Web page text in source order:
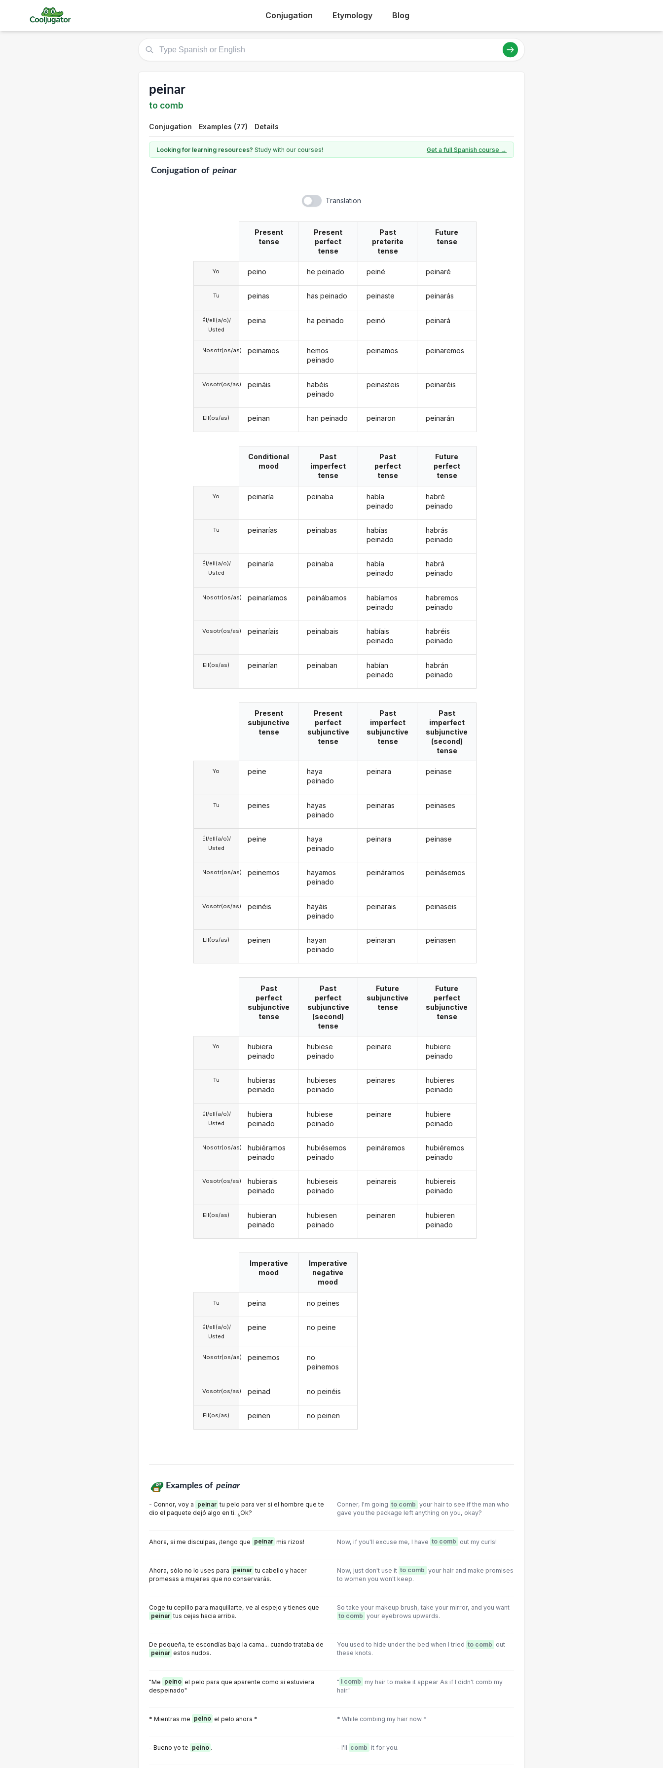
Conjugation Etymology Blog
peinar
to comb
Conjugation Examples (77) Details
Looking for learning resources? Study with our courses! Get a full Spanish course →
Conjugationof peinar
Translation
Yo
Tu
Él/ell(a/o)/
Usted
Nosotr(os/as)
Vosotr(os/as)
Ell(os/as)
Present
tense
peino
peinas
peina
peinamos
peináis
peinan
Present
perfect
tense
he peinado
has peinado
ha peinado
hemos
peinado
habéis
peinado
han peinado
Past
preterite
tense
peiné
peinaste
peinó
peinamos
peinasteis
peinaron
Future
tense
peinaré
peinarás
peinará
peinaremos
peinaréis
peinarán
Yo
Tu
Él/ell(a/o)/
Usted
Nosotr(os/as)
Vosotr(os/as)
Ell(os/as)
Conditional
mood
peinaría
peinarías
peinaría
peinaríamos
peinaríais
peinarían
Past
imperfect
tense
peinaba
peinabas
peinaba
peinábamos
peinabais
peinaban
Past
perfect
tense
había
peinado
habías
peinado
había
peinado
habíamos
peinado
habíais
peinado
habían
peinado
Future
perfect
tense
habré
peinado
habrás
peinado
habrá
peinado
habremos
peinado
habréis
peinado
habrán
peinado
Yo
Tu
Él/ell(a/o)/
Usted
Nosotr(os/as)
Vosotr(os/as)
Ell(os/as)
Present
subjunctive
tense
peine
peines
peine
peinemos
peinéis
peinen
Present
perfect
subjunctive
tense
haya
peinado
hayas
peinado
haya
peinado
hayamos
peinado
hayáis
peinado
hayan
peinado
Past
imperfect
subjunctive
tense
peinara
peinaras
peinara
peináramos
peinarais
peinaran
Past
imperfect
subjunctive
(second)
tense
peinase
peinases
peinase
peinásemos
peinaseis
peinasen
Yo
Tu
Él/ell(a/o)/
Usted
Nosotr(os/as)
Vosotr(os/as)
Ell(os/as)
Past
perfect
subjunctive
tense
hubiera
peinado
hubieras
peinado
hubiera
peinado
hubiéramos
peinado
hubierais
peinado
hubieran
peinado
Past
perfect
subjunctive
(second)
tense
hubiese
peinado
hubieses
peinado
hubiese
peinado
hubiésemos
peinado
hubieseis
peinado
hubiesen
peinado
Future
subjunctive
tense
peinare
peinares
peinare
peináremos
peinareis
peinaren
Future
perfect
subjunctive
tense
hubiere
peinado
hubieres
peinado
hubiere
peinado
hubiéremos
peinado
hubiereis
peinado
hubieren
peinado
Tu
Él/ell(a/o)/
Usted
Nosotr(os/as)
Vosotr(os/as)
Ell(os/as)
Imperative
mood
peina
peine
peinemos
peinad
peinen
Imperative
negative
mood
no peines
no peine
no
peinemos
no peinéis
no peinen
Examples of peinar
- Connor, voy a peinar tu pelo para ver si el hombre que te
dio el paquete dejó algo en ti. ¿Ok?
Conner, I'm going to comb your hair to see if the man who
gave you the package left anything on you, okay?
Ahora, si me disculpas, ¡tengo que peinar mis rizos! Now, if you'll excuse me, I have to comb out my curls!
Ahora, sólo no lo uses para peinar tu cabello y hacer
promesas a mujeres que no conservarás.
Now, just don't use it to comb your hair and make promises
to women you won't keep.
Coge tu cepillo para maquillarte, ve al espejo y tienes que
peinar tus cejas hacia arriba.
So take your makeup brush, take your mirror, and you want
to comb your eyebrows upwards.
De pequeña, te escondías bajo la cama... cuando trataba de
peinar estos nudos.
You used to hide under the bed when I tried to comb out
these knots.
"Me peino el pelo para que aparente como si estuviera
despeinado"
" I comb my hair to make it appear As if I didn't comb my
hair."
* Mientras me peino el pelo ahora * * While combing my hair now *
- Bueno yo te peino . - I'll comb it for you.